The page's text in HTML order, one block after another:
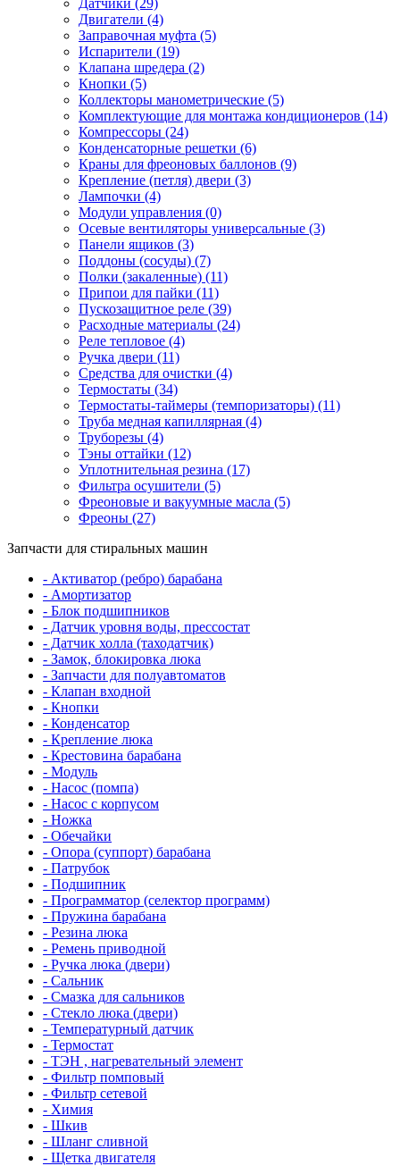
Датчики (29)
Двигатели (4)
Заправочная муфта (5)
Испарители (19)
Клапана шредера (2)
Кнопки (5)
Коллекторы манометрические (5)
Комплектующие для монтажа кондиционеров (14)
Компрессоры (24)
Конденсаторные решетки (6)
Краны для фреоновых баллонов (9)
Крепление (петля) двери (3)
Лампочки (4)
Модули управления (0)
Осевые вентиляторы универсальные (3)
Панели ящиков (3)
Поддоны (сосуды) (7)
Полки (закаленные) (11)
Припои для пайки (11)
Пускозащитное реле (39)
Расходные материалы (24)
Реле тепловое (4)
Ручка двери (11)
Средства для очистки (4)
Термостаты (34)
Термостаты-таймеры (темпоризаторы) (11)
Труба медная капиллярная (4)
Труборезы (4)
Тэны оттайки (12)
Уплотнительная резина (17)
Фильтра осушители (5)
Фреоновые и вакуумные масла (5)
Фреоны (27)
Запчасти для стиральных машин
- Активатор (ребро) барабана
- Амортизатор
- Блок подшипников
- Датчик уровня воды, прессостат
- Датчик холла (таходатчик)
- Замок, блокировка люка
- Запчасти для полуавтоматов
- Клапан входной
- Кнопки
- Конденсатор
- Крепление люка
- Крестовина барабана
- Модуль
- Насос (помпа)
- Насос c корпусом
- Ножка
- Обечайки
- Опора (суппорт) барабана
- Патрубок
- Подшипник
- Программатор (селектор программ)
- Пружина барабана
- Резина люка
- Ремень приводной
- Ручка люка (двери)
- Сальник
- Смазка для сальников
- Стекло люка (двери)
- Температурный датчик
- Термостат
- ТЭН , нагревательный элемент
- Фильтр помповый
- Фильтр сетевой
- Химия
- Шкив
- Шланг сливной
- Щетка двигателя